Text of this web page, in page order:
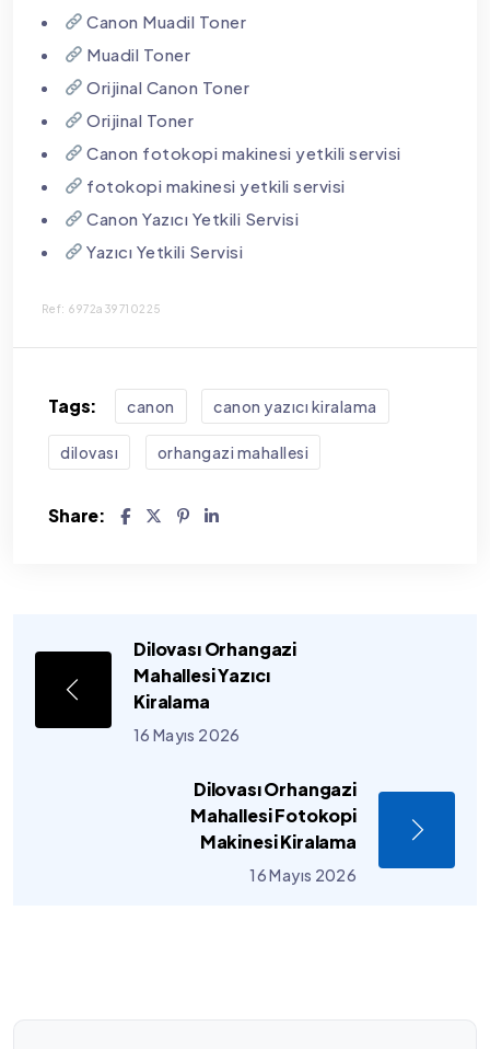
Canon Muadil Toner
Muadil Toner
Orijinal Canon Toner
Orijinal Toner
Canon fotokopi makinesi yetkili servisi
fotokopi makinesi yetkili servisi
Canon Yazıcı Yetkili Servisi
Yazıcı Yetkili Servisi
Ref: 6972a39710225
Tags: canon canon yazıcı kiralama
dilovası orhangazi mahallesi
Share:
Dilovası Orhangazi
Mahallesi Yazıcı
Kiralama
16 Mayıs 2026
Dilovası Orhangazi
Mahallesi Fotokopi
Makinesi Kiralama
16 Mayıs 2026